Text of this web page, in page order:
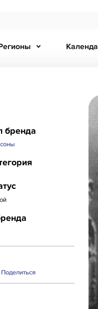
бренда
Поделиться